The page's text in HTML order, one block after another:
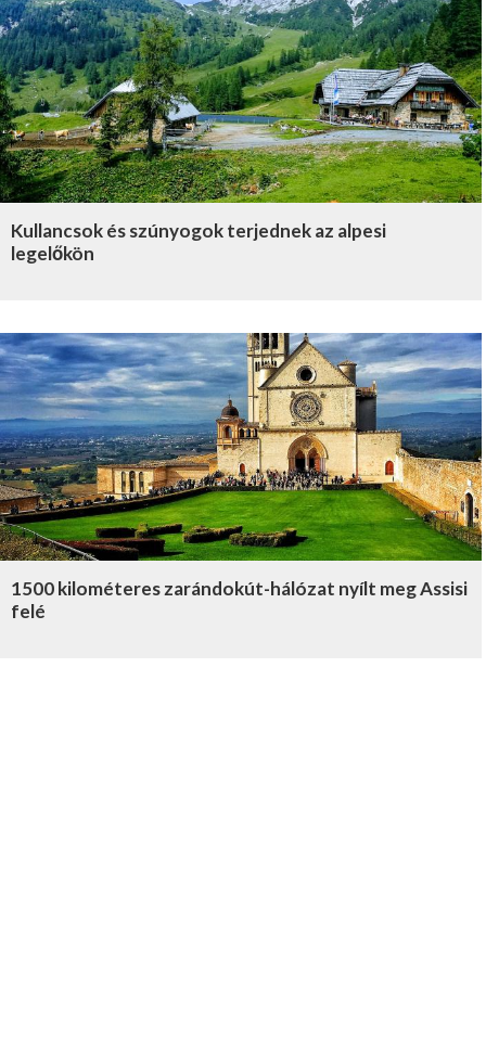
Kullancsok és szúnyogok terjednek az alpesi
legelőkön
1500 kilométeres zarándokút-hálózat nyílt meg Assisi
felé